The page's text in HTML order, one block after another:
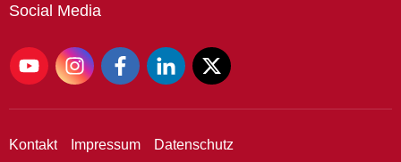
Social Media
Kontakt Impressum Datenschutz